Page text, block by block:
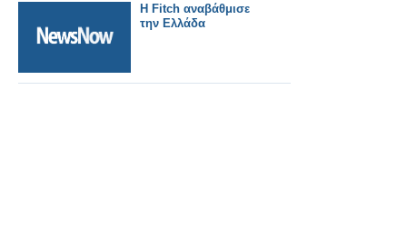
Η Fitch αναβάθμισε
την Ελλάδα